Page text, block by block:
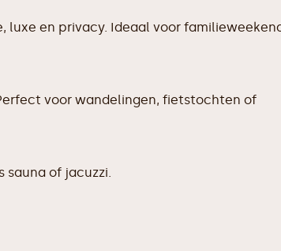
luxe en privacy. Ideaal voor
voor wandelingen, fietstochten of
sauna of jacuzzi.